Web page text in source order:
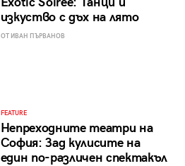
изкуство с дъх на лято
ОТ ИВАН ПЪРВАНОВ
FEATURE
Непреходните театри на
София: Зад кулисите на
един по-различен спектакъл